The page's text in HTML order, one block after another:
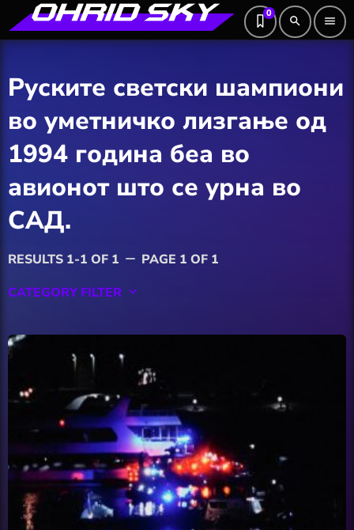
0
search menu
Руските светски шампиони
во уметничко лизгање од
1994 година беа во
авионот што се урна во
САД.
RESULTS 1-1 OF 1 remove PAGE 1 OF 1
CATEGORY FILTER keyboard_arrow_down
Software
Wellness
АвтоКлуб